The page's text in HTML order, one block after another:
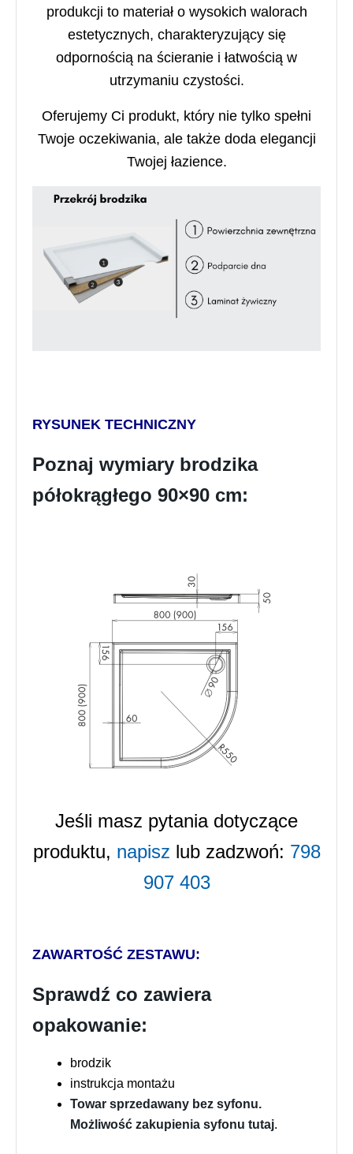
produkcji to materiał o wysokich walorach
estetycznych, charakteryzujący się
odpornością na ścieranie i łatwością w
utrzymaniu czystości.
Oferujemy Ci produkt, który nie tylko spełni
Twoje oczekiwania, ale także doda elegancji
Twojej łazience.
RYSUNEK TECHNICZNY
Poznaj wymiary brodzika
półokrągłego 90×90 cm:
Jeśli masz pytania dotyczące
produktu, napisz lub zadzwoń: 798
907 403
ZAWARTOŚĆ ZESTAWU:
Sprawdź co zawiera
opakowanie:
brodzik
instrukcja montażu
Towar sprzedawany bez syfonu.
Możliwość zakupienia syfonu tutaj.